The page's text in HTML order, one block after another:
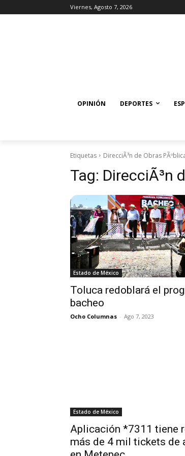
Viernes, Agosto 7, 2026
OPINIÓN DEPORTES
Etiquetas DirecciÃ³n de Obras
Tag: DirecciÃ³n
Estado de México
Toluca redoblará el
bacheo
Ocho Columnas - Ago 7, 2023
Estado de México
Aplicación *7311 tiene
más de 4 mil tickets de